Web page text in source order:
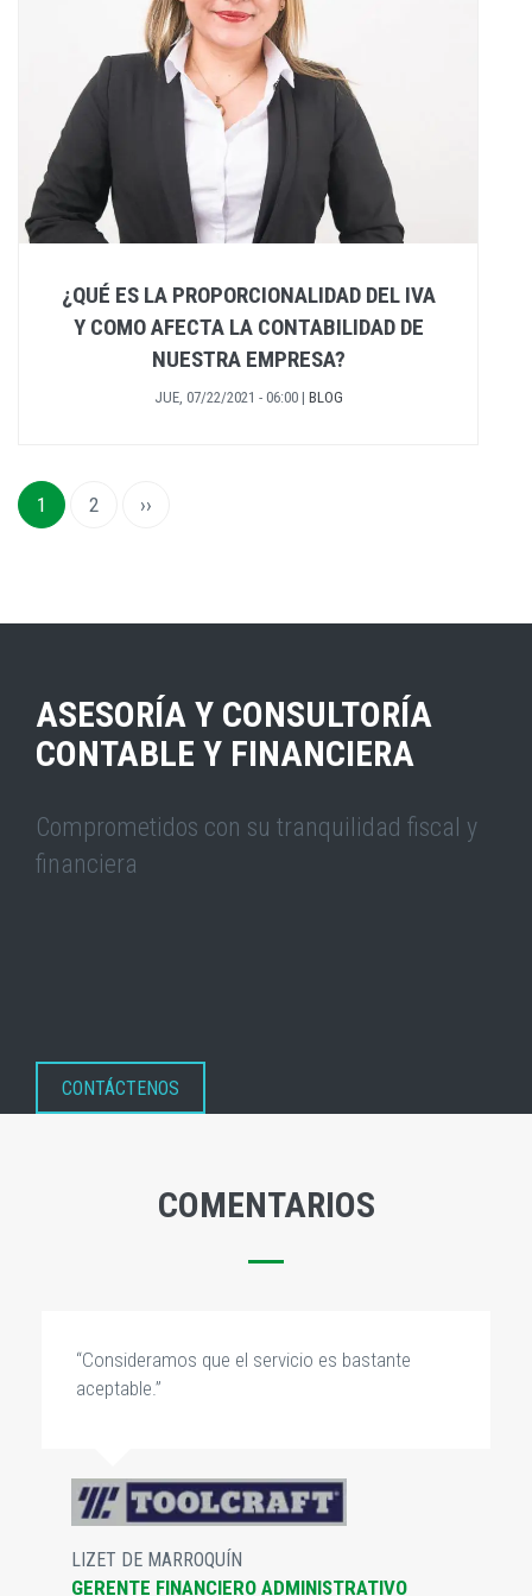
¿QUÉ ES LA PROPORCIONALIDAD DEL IVA
Y COMO AFECTA LA CONTABILIDAD DE
NUESTRA EMPRESA?
JUE, 07/22/2021 - 06:00 | BLOG
Paginación
Página
actual
1 Page
2
Siguiente
››
ASESORÍA Y CONSULTORÍA
CONTABLE Y FINANCIERA
Comprometidos con su tranquilidad fiscal y
financiera
CONTÁCTENOS
COMENTARIOS
“Consideramos que el servicio es bastante
aceptable.”
LIZET DE MARROQUÍN
GERENTE FINANCIERO ADMINISTRATIVO